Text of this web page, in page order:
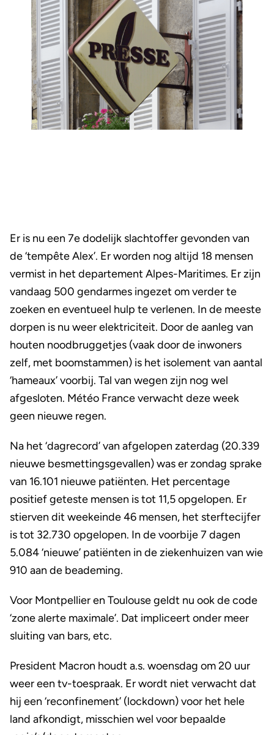
Er is nu een 7e dodelijk slachtoffer gevonden van
de ‘tempête Alex’. Er worden nog altijd 18 mensen
vermist in het departement Alpes-Maritimes. Er zijn
vandaag 500 gendarmes ingezet om verder te
zoeken en eventueel hulp te verlenen. In de meeste
dorpen is nu weer elektriciteit. Door de aanleg van
houten noodbruggetjes (vaak door de inwoners
zelf, met boomstammen) is het isolement van aantal
‘hameaux’ voorbij. Tal van wegen zijn nog wel
afgesloten. Météo France verwacht deze week
geen nieuwe regen.
Na het ‘dagrecord’ van afgelopen zaterdag (20.339
nieuwe besmettingsgevallen) was er zondag sprake
van 16.101 nieuwe patiënten. Het percentage
positief geteste mensen is tot 11,5 opgelopen. Er
stierven dit weekeinde 46 mensen, het sterftecijfer
is tot 32.730 opgelopen. In de voorbije 7 dagen
5.084 ‘nieuwe’ patiënten in de ziekenhuizen van wie
910 aan de beademing.
Voor Montpellier en Toulouse geldt nu ook de code
‘zone alerte maximale’. Dat impliceert onder meer
sluiting van bars, etc.
President Macron houdt a.s. woensdag om 20 uur
weer een tv-toespraak. Er wordt niet verwacht dat
hij een ‘reconfinement’ (lockdown) voor het hele
land afkondigt, misschien wel voor bepaalde